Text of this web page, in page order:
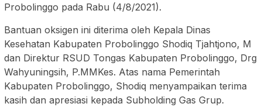
Probolinggo pada Rabu (4/8/2021).
Bantuan oksigen ini diterima oleh Kepala Dinas
Kesehatan Kabupaten Probolinggo Shodiq Tjahtjono, M
dan Direktur RSUD Tongas Kabupaten Probolinggo, Drg
Wahyuningsih, P.MMKes. Atas nama Pemerintah
Kabupaten Probolinggo, Shodiq menyampaikan terima
kasih dan apresiasi kepada Subholding Gas Grup.